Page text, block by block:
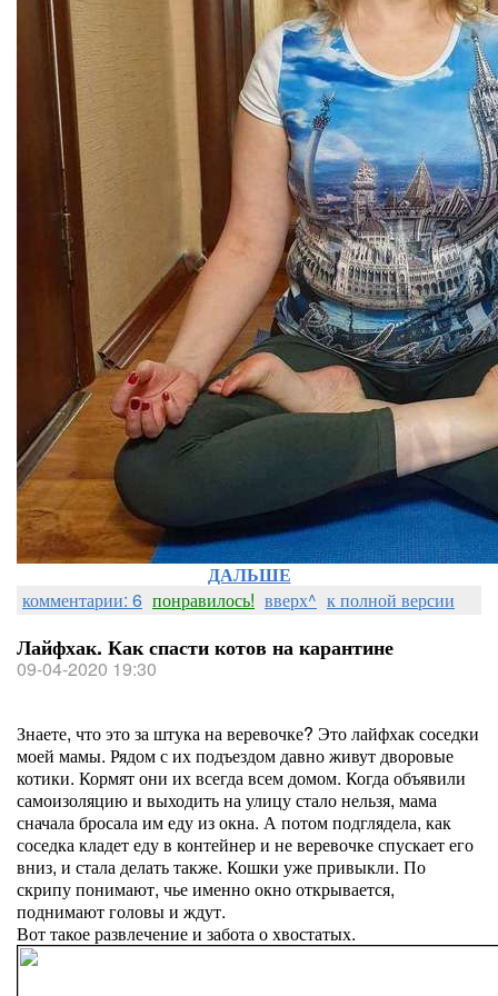
ДАЛЬШЕ
комментарии: 6 понравилось! вверх^ к полной версии
Лайфхак. Как спасти котов на карантине
09-04-2020 19:30
Знаете, что это за штука на веревочке? Это лайфхак соседки
моей мамы. Рядом с их подъездом давно живут дворовые
котики. Кормят они их всегда всем домом. Когда объявили
самоизоляцию и выходить на улицу стало нельзя, мама
сначала бросала им еду из окна. А потом подглядела, как
соседка кладет еду в контейнер и не веревочке спускает его
вниз, и стала делать также. Кошки уже привыкли. По
скрипу понимают, чье именно окно открывается,
поднимают головы и ждут.
Вот такое развлечение и забота о хвостатых.